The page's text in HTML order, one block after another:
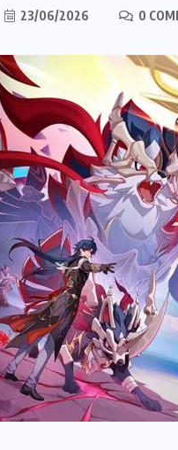
23/06/2026 0